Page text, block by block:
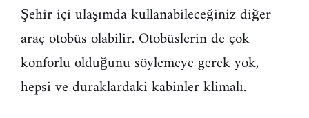
Şehir içi ulaşımda kullanabileceğiniz diğer
araç otobüs olabilir. Otobüslerin de çok
konforlu olduğunu söylemeye gerek yok,
hepsi ve duraklardaki kabinler klimalı.